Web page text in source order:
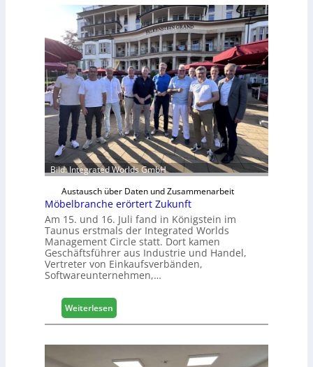
u
c
o
l
ä
d
t
z
u
r
H
a
u
s
m
e
s
s
e
Bild: Integrated Worlds GmbH
Austausch über Daten und Zusammenarbeit
Möbelbranche erörtert Zukunft
Am 15. und 16. Juli fand in Königstein im
Taunus erstmals der Integrated Worlds
Management Circle statt. Dort kamen
Geschäftsführer aus Industrie und Handel,
Vertreter von Einkaufsverbänden,
Softwareunternehmen,…
Weiterlesen
M
b
e